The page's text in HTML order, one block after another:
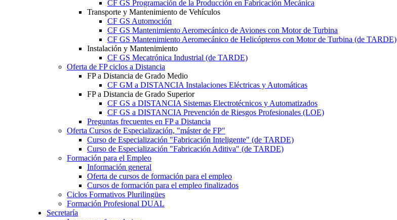
CF GS Programación de la Producción en Fabricación Mecánica
Transporte y Mantenimiento de Vehículos
CF GS Automoción
CF GS Mantenimiento Aeromecánico de Aviones con Motor de Turbina
CF GS Mantenimiento Aeromecánico de Helicópteros con Motor de Turbina (de TARDE)
Instalación y Mantenimiento
CF GS Mecatrónica Industrial (de TARDE)
Oferta de FP ciclos a Distancia
FP a Distancia de Grado Medio
CF GM a DISTANCIA Instalaciones Eléctricas y Automáticas
FP a Distancia de Grado Superior
CF GS a DISTANCIA Sistemas Electrotécnicos y Automatizados
CF GS a DISTANCIA Prevención de Riesgos Profesionales (LOE)
Preguntas frecuentes en FP a Distancia
Oferta Cursos de Especialización, "máster de FP"
Curso de Especialización "Fabricación Inteligente" (de TARDE)
Curso de Especialización "Fabricación Aditiva" (de TARDE)
Formación para el Empleo
Información general
Oferta de cursos de formación para el empleo
Cursos de formación para el empleo finalizados
Ciclos Formativos Plurilingües
Formación Profesional DUAL
Secretaría